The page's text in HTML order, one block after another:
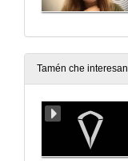
Tamén che interesan